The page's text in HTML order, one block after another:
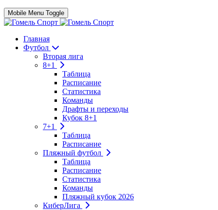
Mobile Menu Toggle
Главная
Футбол
Вторая лига
8+1
Таблица
Расписание
Статистика
Команды
Драфты и переходы
Кубок 8+1
7+1
Таблица
Расписание
Пляжный футбол
Таблица
Расписание
Статистика
Команды
Пляжный кубок 2026
КиберЛига